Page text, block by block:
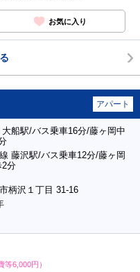
お気に入り
アパート
大船駅/バス乗車16分/藤ヶ岡中
藤沢駅/バス乗車12分/藤ヶ岡
2分
柄沢１丁目 31-16
等6,000円）